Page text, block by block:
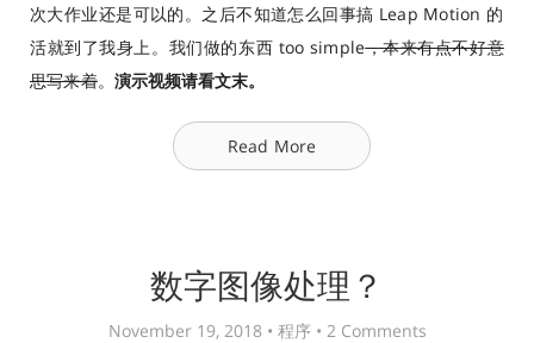
次大作业还是可以的。之后不知道怎么回事搞 Leap Motion 的
活就到了我身上。我们做的东西 too simple，本来有点不好意
思写来着。演示视频请看文末。
Read More
数字图像处理？
November 19, 2018 • 程序 • 2 Comments